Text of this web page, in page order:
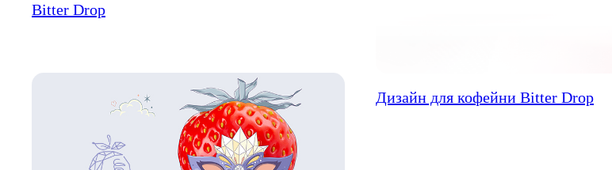
Дизайн для кофейни Bitter Drop
Bitter Drop